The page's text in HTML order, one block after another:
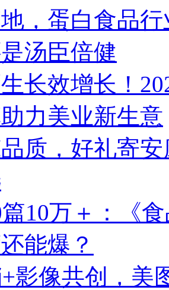
，蛋白食品
汤臣倍健
长效增长！
力美业新生意
质，好礼寄
10万＋：《
能爆？
影像共创，美